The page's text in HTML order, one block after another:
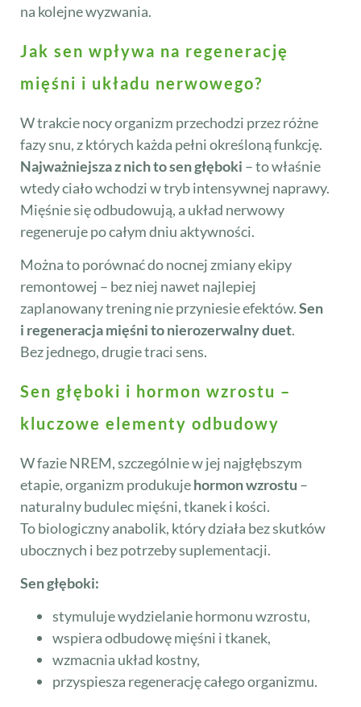
na kolejne wyzwania.
Jak sen wpływa na regenerację
mięśni i układu nerwowego?
W trakcie nocy organizm przechodzi przez różne
fazy snu, z których każda pełni określoną funkcję.
Najważniejsza z nich to sen głęboki – to właśnie
wtedy ciało wchodzi w tryb intensywnej naprawy.
Mięśnie się odbudowują, a układ nerwowy
regeneruje po całym dniu aktywności.
Można to porównać do nocnej zmiany ekipy
remontowej – bez niej nawet najlepiej
zaplanowany trening nie przyniesie efektów.Sen
i regeneracja mięśni to nierozerwalny duet.
Bez jednego, drugie traci sens.
Sen głęboki i hormon wzrostu –
kluczowe elementy odbudowy
W fazie NREM, szczególnie w jej najgłębszym
etapie, organizm produkujehormon wzrostu –
naturalny budulec mięśni, tkanek i kości.
To biologiczny anabolik, który działa bez skutków
ubocznych i bez potrzeby suplementacji.
Sen głęboki:
stymuluje wydzielanie hormonu wzrostu,
wspiera odbudowę mięśni i tkanek,
wzmacnia układ kostny,
przyspiesza regenerację całego organizmu.